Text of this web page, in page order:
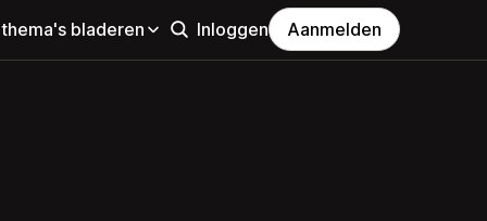
bladeren Inloggen Aanmelden